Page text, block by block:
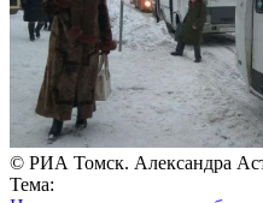
© РИА Томск. Александра
Тема: